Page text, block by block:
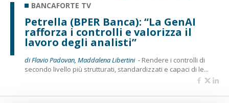
BANCAFORTE TV
Petrella (BPER Banca): “La GenAI
rafforza i controlli e valorizza il
lavoro degli analisti”
di Flavio Padovan, Maddalena Libertini - Rendere i controlli di
secondo livello più strutturati, standardizzati e capaci di le...